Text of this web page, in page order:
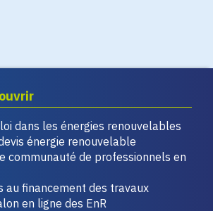
dans les énergies renouvelables
énergie renouvelable
communauté de professionnels en
au financement des travaux
en ligne des EnR